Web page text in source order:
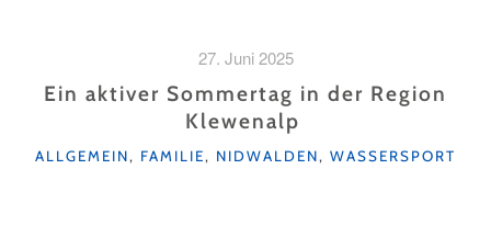
27. Juni 2025
Ein aktiver Sommertag in der Region
Klewenalp
KATEGORIEN
ALLGEMEIN, FAMILIE, NIDWALDEN, WASSERSPORT